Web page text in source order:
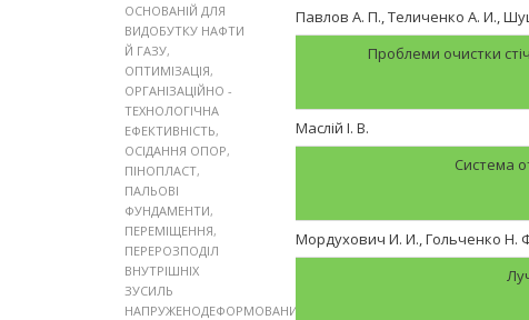
ОСНОВАНІЙ ДЛЯ
ВИДОБУТКУ НАФТИ
Й ГАЗУ,
ОПТИМІЗАЦІЯ,
ОРГАНІЗАЦІЙНО -
ТЕХНОЛОГІЧНА
ЕФЕКТИВНІСТЬ,
ОСІДАННЯ ОПОР,
ПІНОПЛАСТ,
ПАЛЬОВІ
ФУНДАМЕНТИ,
ПЕРЕМІЩЕННЯ,
ПЕРЕРОЗПОДІЛ
ВНУТРІШНІХ
ЗУСИЛЬ
НАПРУЖЕНОДЕФОРМОВАНИЙ
Павлов А. П., Теличенко А. И.,
Проблеми очистки
Маслій І. В.
Система
Мордухович И. И., Гольченко Н.